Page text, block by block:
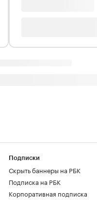
Подписки
Скрыть баннеры на РБК
Подписка на РБК
Корпоративная подписка